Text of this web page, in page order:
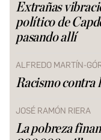
Extrañas
político de
pasando allí
ALFREDO MARTÍN-
Racismo contra
JOSÉ RAMÓN RIERA
La pobreza